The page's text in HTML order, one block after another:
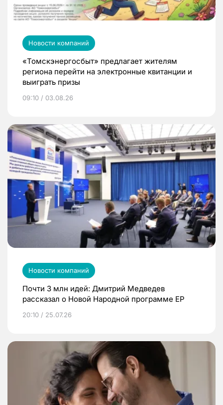
Новости компаний
«Томскэнергосбыт» предлагает жителям
региона перейти на электронные квитанции и
выиграть призы
09:10 / 03.08.26
Новости компаний
Почти 3 млн идей: Дмитрий Медведев
рассказал о Новой Народной программе ЕР
20:10 / 25.07.26